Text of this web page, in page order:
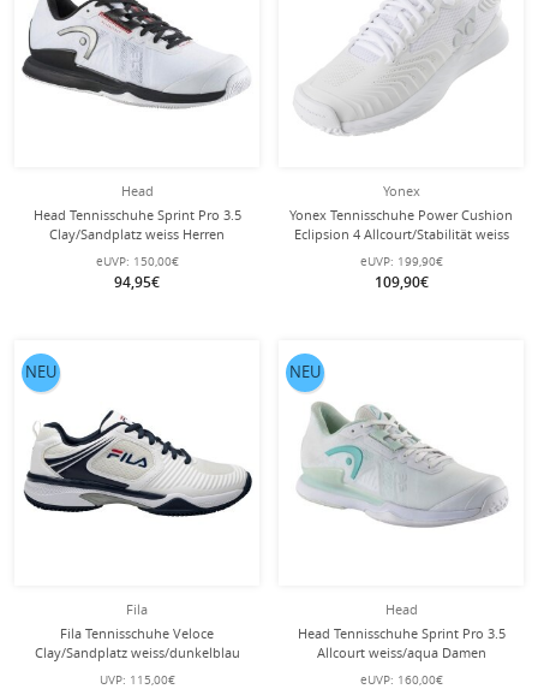
Head
Head Tennisschuhe Sprint Pro 3.5
Clay/Sandplatz weiss Herren
eUVP: 150,00€
94,95€
Yonex
Yonex Tennisschuhe Power Cushion
Eclipsion 4 Allcourt/Stabilität weiss
Damen
eUVP: 199,90€
109,90€
Fila
Fila Tennisschuhe Veloce
Clay/Sandplatz weiss/dunkelblau
Herren
UVP: 115,00€
NEU
Head
Head Tennisschuhe Sprint Pro 3.5
Allcourt weiss/aqua Damen
eUVP: 160,00€
NEU